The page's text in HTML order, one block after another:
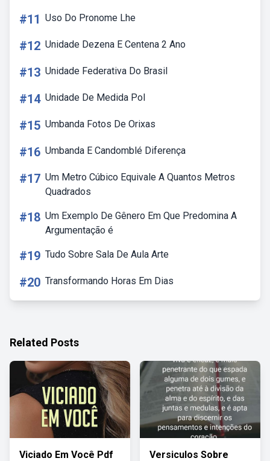
#11 Uso Do Pronome Lhe
#12 Unidade Dezena E Centena 2 Ano
#13 Unidade Federativa Do Brasil
#14 Unidade De Medida Pol
#15 Umbanda Fotos De Orixas
#16 Umbanda E Candomblé Diferença
#17 Um Metro Cúbico Equivale A Quantos Metros
Quadrados
#18 Um Exemplo De Gênero Em Que Predomina A
Argumentação é
#19 Tudo Sobre Sala De Aula Arte
#20 Transformando Horas Em Dias
Related Posts
Viciado Em Você Pdf Versiculos Sobre